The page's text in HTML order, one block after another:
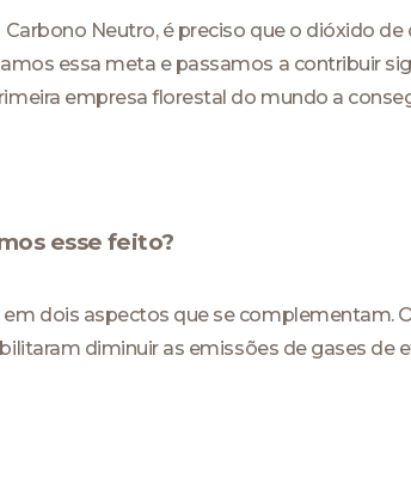
Neutro, é preciso que o dióxido
essa meta e passamos a contribuir
empresa florestal do mundo a
esse feito?
em dois aspectos que se
diminuir as emissões de gases de